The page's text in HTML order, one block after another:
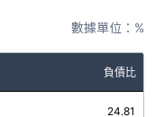
數據單位：%
負債比
24.81